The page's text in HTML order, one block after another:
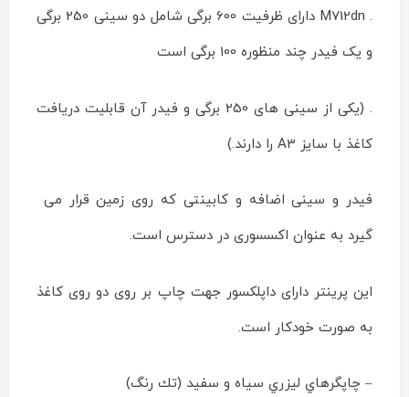
. M712dn دارای ظرفیت 600 برگی شامل دو سینی 250 برگی
و یک فیدر چند منظوره 100 برگی است
. (یکی از سینی های 250 برگی و فیدر آن قابلیت دریافت
کاغذ با سایز A3 را دارند.)
فیدر و سینی اضافه و کابینتی که روی زمین قرار می
گیرد به عنوان اکسسوری در دسترس است.
این پرینتر دارای داپلکسور جهت چاپ بر روی دو روی کاغذ
به صورت خودکار است.
– چاپگرهاي ليزري سياه و سفيد (تك رنگ)